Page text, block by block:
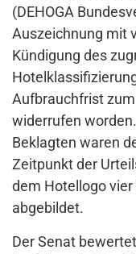
(DEHOGA
Auszeichnung mit
Kündigung des
Aufbrauchfrist
widerrufen
Beklagten waren
Zeitpunkt der
dem Hotellogo
abgebildet.
Der Senat